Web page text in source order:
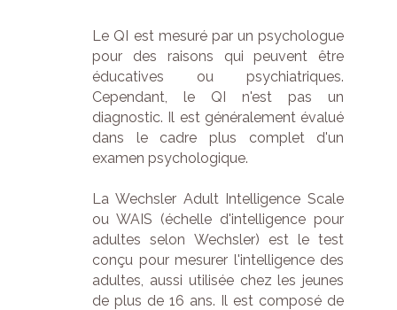
Le QI est mesuré par un psychologue
pour des raisons qui peuvent être
éducatives ou psychiatriques.
Cependant, le QI n'est pas un
diagnostic. Il est généralement évalué
dans le cadre plus complet d'un
examen psychologique.
La Wechsler Adult Intelligence Scale
ou WAIS (échelle d'intelligence pour
adultes selon Wechsler) est le test
conçu pour mesurer l'intelligence des
adultes, aussi utilisée chez les jeunes
de plus de 16 ans. Il est composé de